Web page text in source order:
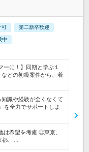
可 第二新卒歓迎
中
ーに！】同期と学ぶ１
どの初級案件から、着
知識や経験が全くなくて
を全力でサポートしま
希望を考慮 ◎東京、
都、…